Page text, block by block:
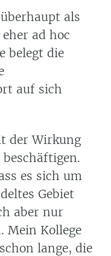
als
ad hoc
belegt die
auf sich
der Wirkung
es sich um
Gebiet
aber nur
Mein Kollege
lange, die